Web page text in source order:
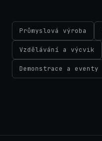
Průmyslová výroba
Vzdělávání a výcvik
Demonstrace a eventy